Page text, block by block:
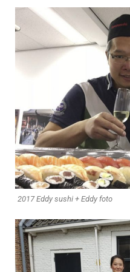
2017 Eddy sushi + Eddy foto